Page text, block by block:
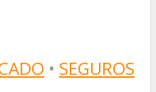
• SEGUROS